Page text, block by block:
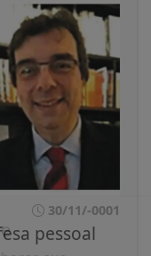
30/11/-0001
pessoal